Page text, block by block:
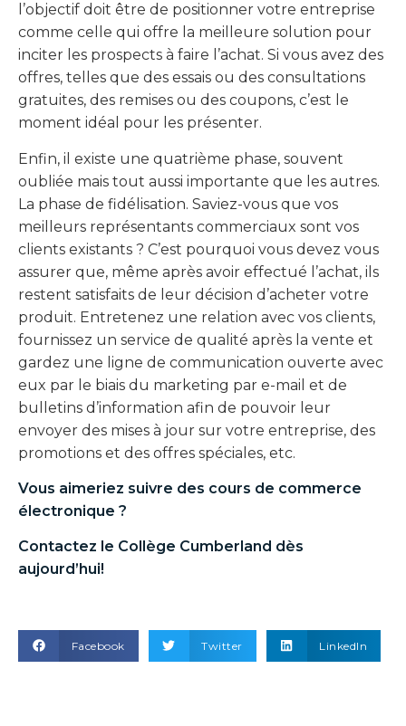
l’objectif doit être de positionner votre entreprise
comme celle qui offre la meilleure solution pour
inciter les prospects à faire l’achat. Si vous avez des
offres, telles que des essais ou des consultations
gratuites, des remises ou des coupons, c’est le
moment idéal pour les présenter.
Enfin, il existe une quatrième phase, souvent
oubliée mais tout aussi importante que les autres.
La phase de fidélisation. Saviez-vous que vos
meilleurs représentants commerciaux sont vos
clients existants ? C’est pourquoi vous devez vous
assurer que, même après avoir effectué l’achat, ils
restent satisfaits de leur décision d’acheter votre
produit. Entretenez une relation avec vos clients,
fournissez un service de qualité après la vente et
gardez une ligne de communication ouverte avec
eux par le biais du marketing par e-mail et de
bulletins d’information afin de pouvoir leur
envoyer des mises à jour sur votre entreprise, des
promotions et des offres spéciales, etc.
Vous aimeriez suivre des cours de commerce
électronique ?
Contactez le Collège Cumberland dès
aujourd’hui!
Facebook Twitter LinkedIn